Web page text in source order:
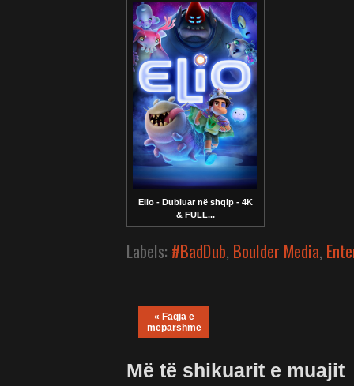
Elio - Dubluar në shqip - 4K
& FULL...
Labels: #BadDub, Boulder Media,
« Faqja e
mëparshme
Më të shikuarit e muajit